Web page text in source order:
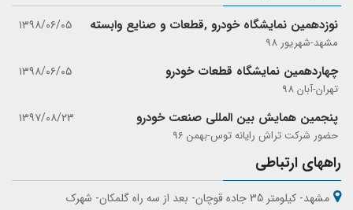
نوزدهمین نمایشگاه خودرو ,قطعات و صنایع وابسته ۱۳۹۸/۰۶/۰۵
مشهد-شهریور 98
چهاردهمین نمایشگاه قطعات خودرو ۱۳۹۸/۰۶/۰۵
تهران-آبان 98
پنجمین همایش بین المللی صنعت خودرو ۱۳۹۷/۰۸/۲۳
حضور شرکت تراش رایانه توس-بهمن 96
راههای ارتباطی
مشهد- کیلومتر 35 جاده قوچان- بعد از سه راه گلمکان- شهرک